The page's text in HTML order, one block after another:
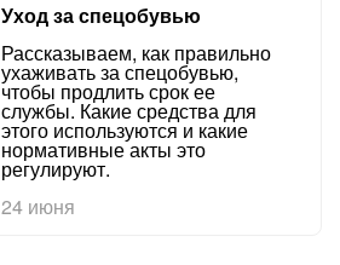
Уход за спецобувью
Рассказываем, как правильно
ухаживать за спецобувью,
чтобы продлить срок ее
службы. Какие средства для
этого используются и какие
нормативные акты это
регулируют.
24 июня